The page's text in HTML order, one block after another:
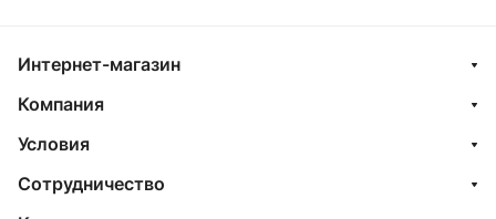
Интернет-магазин
Компания
Условия
Сотрудничество